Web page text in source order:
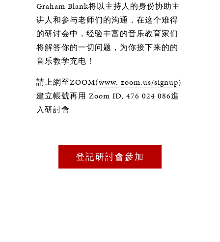
Graham Blank将以主持人的身份协助主
讲人和参与老师们的沟通，在这个难得
的研讨会中，经验丰富的音乐教育家们
将解答你的一切问题，为你接下来的的
音乐教学充电！
請上網至ZOOM(www. zoom.us/signup)
建立帳號再用 Zoom ID, 476 024 086進
入研討會
登記研討會參加